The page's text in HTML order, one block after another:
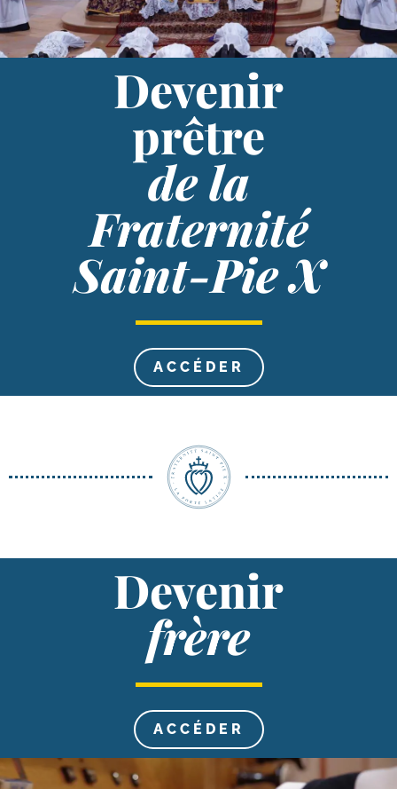
Devenir
prêtre
de la
Fraternité
Saint-​Pie X
ACCÉ­DER
Devenir
frère
ACCÉ­DER